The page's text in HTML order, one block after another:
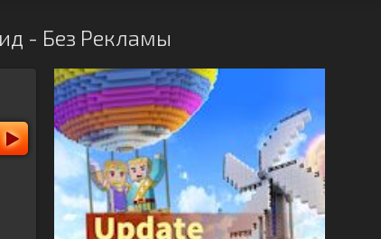
- Без Рекламы